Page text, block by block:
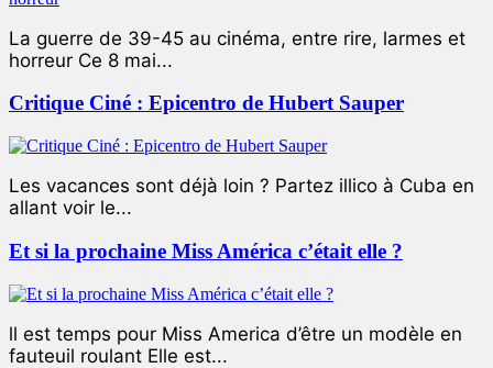
La guerre de 39-45 au cinéma, entre rire, larmes et
horreur Ce 8 mai...
Critique Ciné : Epicentro de Hubert Sauper
Les vacances sont déjà loin ? Partez illico à Cuba en
allant voir le...
Et si la prochaine Miss América c’était elle ?
ll est temps pour Miss America d’être un modèle en
fauteuil roulant Elle est...